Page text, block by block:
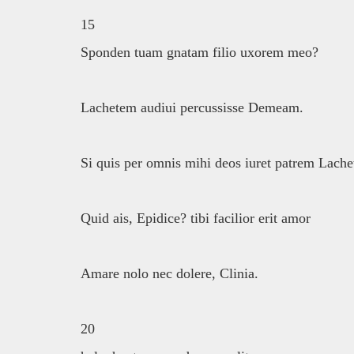
15
Sponden tuam gnatam filio uxorem meo?
Lachetem audiui percussisse Demeam.
Si quis per omnis mihi deos iuret patrem
Quid ais, Epidice? tibi facilior erit amor
Amare nolo nec dolere, Clinia.
20